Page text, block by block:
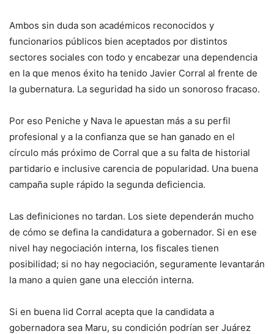
Ambos sin duda son académicos reconocidos y
funcionarios públicos bien aceptados por distintos
sectores sociales con todo y encabezar una dependencia
en la que menos éxito ha tenido Javier Corral al frente de
la gubernatura. La seguridad ha sido un sonoroso fracaso.
Por eso Peniche y Nava le apuestan más a su perfil
profesional y a la confianza que se han ganado en el
círculo más próximo de Corral que a su falta de historial
partidario e inclusive carencia de popularidad. Una buena
campaña suple rápido la segunda deficiencia.
Las definiciones no tardan. Los siete dependerán mucho
de cómo se defina la candidatura a gobernador. Si en ese
nivel hay negociación interna, los fiscales tienen
posibilidad; si no hay negociación, seguramente levantarán
la mano a quien gane una elección interna.
Si en buena lid Corral acepta que la candidata a
gobernadora sea Maru, su condición podrían ser Juárez